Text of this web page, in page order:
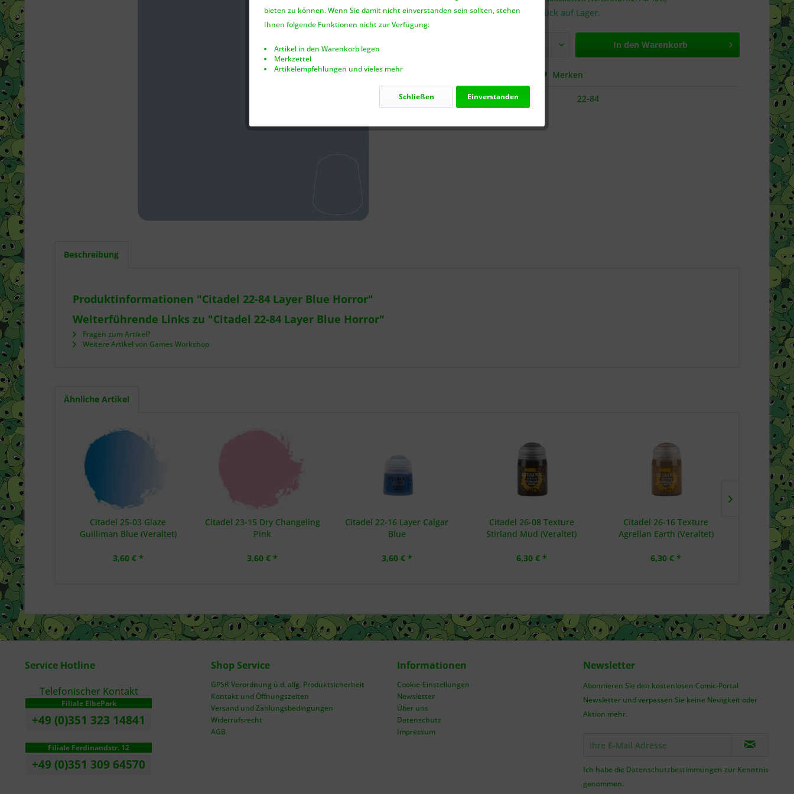
Nur noch 6 Stück auf Lager.
In den Warenkorb
Merken
Artikel-Nr.: 22-84
Beschreibung
Produktinformationen "Citadel 22-84 Layer Blue Horror"
Weiterführende Links zu "Citadel 22-84 Layer Blue Horror"
Fragen zum Artikel?
Weitere Artikel von Games Workshop
Ähnliche Artikel
Citadel 25-03 Glaze
Guilliman Blue (Veraltet)
3,60 € *
Citadel 23-15 Dry Changeling
Pink
3,60 € *
Citadel 22-16 Layer Calgar
Blue
3,60 € *
Citadel 26-08 Texture
Stirland Mud (Veraltet)
6,30 € *
Citadel 26-16 Texture
Agrellan Earth (Veraltet)
6,30 € *
Citadel
Service Hotline
Telefonischer Kontakt
Filiale ElbePark
+49 (0)351 323 14841
Filiale Ferdinandstr. 12
+49 (0)351 309 64570
Shop Service
GPSR Verordnung ü.d. allg. Produktsicherheit
Kontakt und Öffnungszeiten
Versand und Zahlungsbedingungen
Widerrufsrecht
AGB
Informationen
Cookie-Einstellungen
Newsletter
Über uns
Datenschutz
Impressum
Newsletter
Abonnieren Sie den kostenlosen Comic-Portal
Newsletter und verpassen Sie keine Neuigkeit oder
Aktion mehr.
Ich habe die Datenschutzbestimmungen zur Kenntnis
genommen.
bieten zu können. Wenn Sie damit nicht einverstanden sein sollten, stehen
Ihnen folgende Funktionen nicht zur Verfügung:
Artikel in den Warenkorb legen
Merkzettel
Artikelempfehlungen und vieles mehr
Einverstanden
Schließen